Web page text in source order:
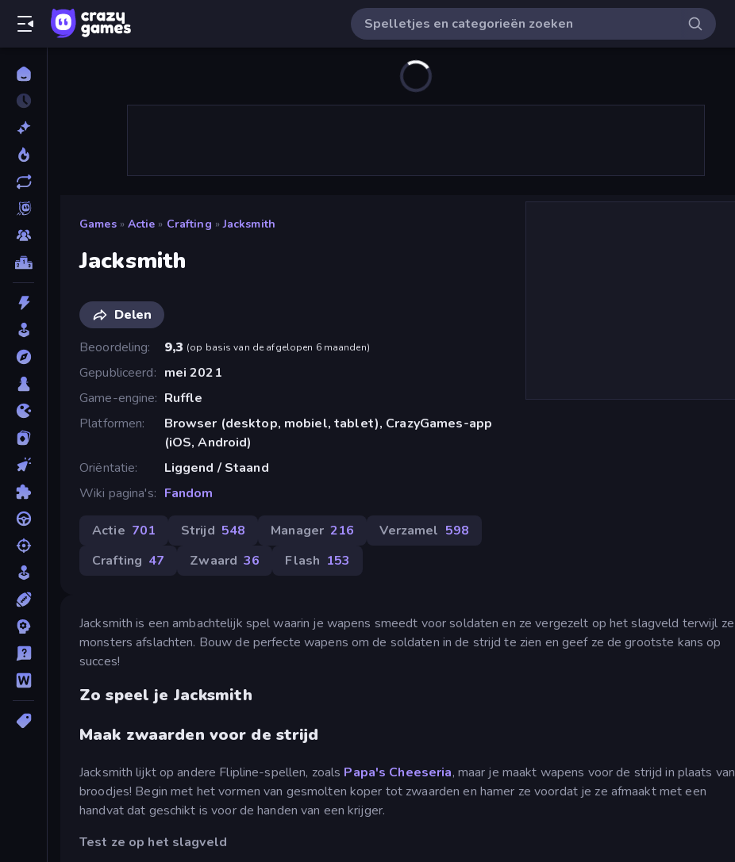
Games » Actie » Crafting » Jacksmith
Jacksmith
Delen
Beoordeling
9,3 (op basis van de afgelopen 6 maanden)
Gepubliceerd
mei 2021
Game-engine
Ruffle
Platformen
Browser (desktop, mobiel, tablet), CrazyGames-app
(iOS, Android)
Oriëntatie
Liggend / Staand
Wiki pagina's
Fandom
Actie 701 Strijd 548 Manager 216 Verzamel 598
Crafting 47 Zwaard 36 Flash 153
Jacksmith is een ambachtelijk spel waarin je wapens smeedt voor soldaten en ze vergezelt op het slagveld terwijl ze
monsters afslachten. Bouw de perfecte wapens om de soldaten in de strijd te zien en geef ze de grootste kans op
succes!
Zo speel je Jacksmith
Maak zwaarden voor de strijd
Jacksmith lijkt op andere Flipline-spellen, zoals Papa's Cheeseria, maar je maakt wapens voor de strijd in plaats van
broodjes! Begin met het vormen van gesmolten koper tot zwaarden en hamer ze voordat je ze afmaakt met een
handvat dat geschikt is voor de handen van een krijger.
Test ze op het slagveld